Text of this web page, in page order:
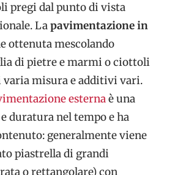
pregi dal punto di vista
Lapavimentazione in
ottenuta mescolando
di pietre e marmi o ciottoli
varia misura e additivi vari.
esternaè una
duratura nel tempo e ha
generalmente viene
piastrella di grandi
o rettangolare) con